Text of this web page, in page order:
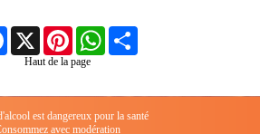
FacebookX Pinterest WhatsApp
Haut de la page
est dangereux pour la santé
avec modération